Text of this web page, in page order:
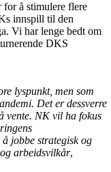
for å stimulere flere
innspill til den
Vi har lenge bedt om
DKS
lyspunkt, men som
Det er dessverre
vente. NK vil ha fokus
jobbe strategisk og
arbeidsvilkår,